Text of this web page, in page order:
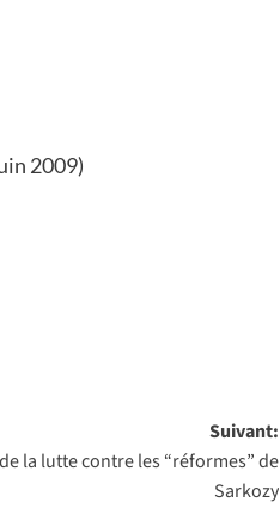
2009)
Suivant:
la lutte contre les “réformes” de
Sarkozy